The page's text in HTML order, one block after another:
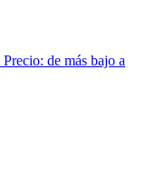
Precio: de más bajo a